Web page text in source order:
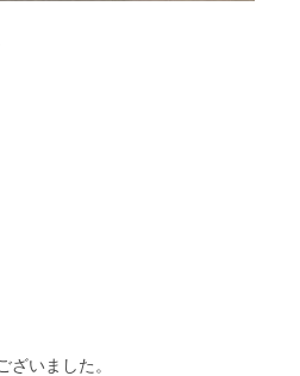
ざいました。